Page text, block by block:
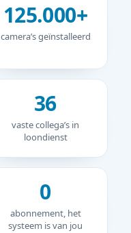
125.000+
camera’s geïnstalleerd
36
vaste collega’s in
loondienst
0
abonnement, het
systeem is van jou